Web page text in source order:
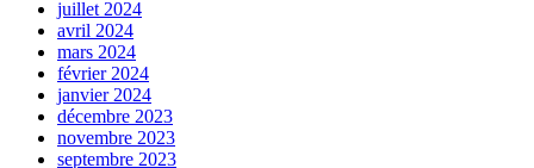
juillet 2024
avril 2024
mars 2024
février 2024
janvier 2024
décembre 2023
novembre 2023
septembre 2023